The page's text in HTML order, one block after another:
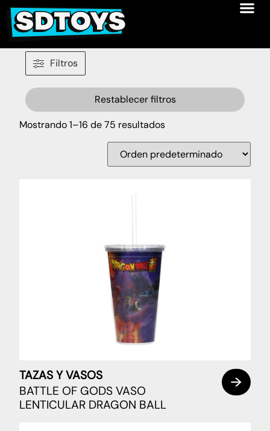
Filtros
Restablecer filtros
Mostrando 1–16 de 75 resultados
TAZAS Y VASOS
BATTLE OF GODS VASO
LENTICULAR DRAGON BALL